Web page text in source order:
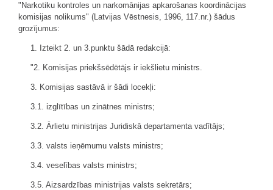
"Narkotiku kontroles un narkomānijas apkarošanas koordinācijas
komisijas nolikums" (Latvijas Vēstnesis, 1996, 117.nr.) šādus
grozījumus:
1. Izteikt 2. un 3.punktu šādā redakcijā:
"2. Komisijas priekšsēdētājs ir iekšlietu ministrs.
3. Komisijas sastāvā ir šādi locekļi:
3.1. izglītības un zinātnes ministrs;
3.2. Ārlietu ministrijas Juridiskā departamenta vadītājs;
3.3. valsts ieņēmumu valsts ministrs;
3.4. veselības valsts ministrs;
3.5. Aizsardzības ministrijas valsts sekretārs;